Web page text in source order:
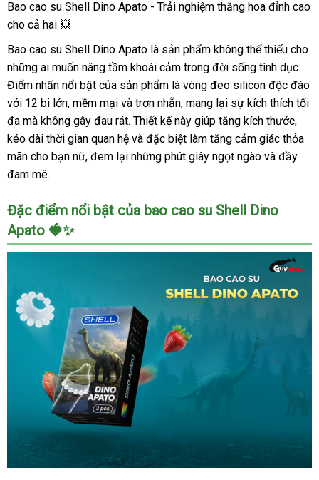
Bao cao su Shell Dino Apato - Trải nghiệm thăng hoa đỉnh cao
cho cả hai 💥
Bao cao su Shell Dino Apato là sản phẩm không thể thiếu cho
những ai muốn nâng tầm khoái cảm trong đời sống tình dục.
Điểm nhấn nổi bật của sản phẩm là vòng đeo silicon độc đáo
với 12 bi lớn, mềm mại và trơn nhẵn, mang lại sự kích thích tối
đa mà không gây đau rát. Thiết kế này giúp tăng kích thước,
kéo dài thời gian quan hệ và đặc biệt làm tăng cảm giác thỏa
mãn cho bạn nữ, đem lại những phút giây ngọt ngào và đầy
đam mê.
Đặc điểm nổi bật của bao cao su Shell Dino
Apato 🍓✨